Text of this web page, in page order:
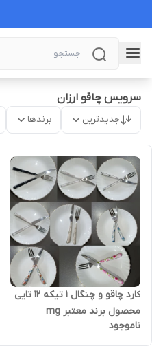
سرویس چاقو ارزان
جدیدترین برندها
کارد چاقو و چنگال 1 تیکه 12 تایی
محصول برند معتبر mg
ناموجود